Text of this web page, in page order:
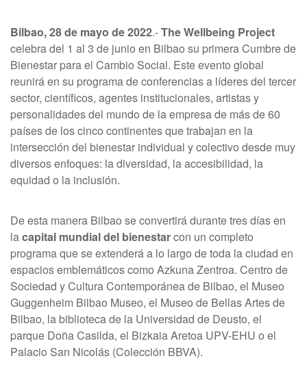
Bilbao, 28 de mayo de 2022.-The Wellbeing Project
celebra del 1 al 3 de junio en Bilbao su primera Cumbre de
Bienestar para el Cambio Social. Este evento global
reunirá en su programa de conferencias a líderes del tercer
sector, científicos, agentes institucionales, artistas y
personalidades del mundo de la empresa de más de 60
países de los cinco continentes que trabajan en la
intersección del bienestar individual y colectivo desde muy
diversos enfoques: la diversidad, la accesibilidad, la
equidad o la inclusión.
De esta manera Bilbao se convertirá durante tres días en
lacapital mundial del bienestarcon un completo
programa que se extenderá a lo largo de toda la ciudad en
espacios emblemáticos como Azkuna Zentroa. Centro de
Sociedad y Cultura Contemporánea de Bilbao, el Museo
Guggenheim Bilbao Museo, el Museo de Bellas Artes de
Bilbao, la biblioteca de la Universidad de Deusto, el
parque Doña Casilda, el Bizkaia Aretoa UPV-EHU o el
Palacio San Nicolás (Colección BBVA).